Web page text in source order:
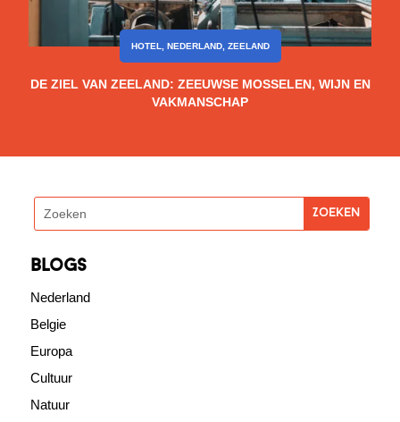
DE ZIEL VAN ZEELAND: ZEEUWSE MOSSELEN, WIJN EN
VAKMANSCHAP
HOTEL, NEDERLAND, ZEELAND
blogs
Nederland
Belgie
Europa
Cultuur
Natuur